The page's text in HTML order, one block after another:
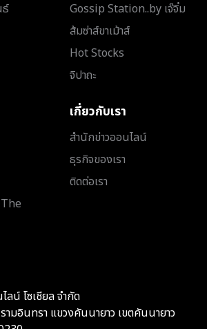
ธ์
Gossip Station..by เจ๊จิ๋ม
ส้มซ่าส์ขาเม้าส์
Hot Stocks
จิปาถะ
เกี่ยวกับเรา
สำนักข่าวออนไลน์
ธุรกิจของเรา
ติดต่อเรา
น์ โซเชียล จำกัด
มอินทรา แขวงคันนายาว เขตคันนายาว